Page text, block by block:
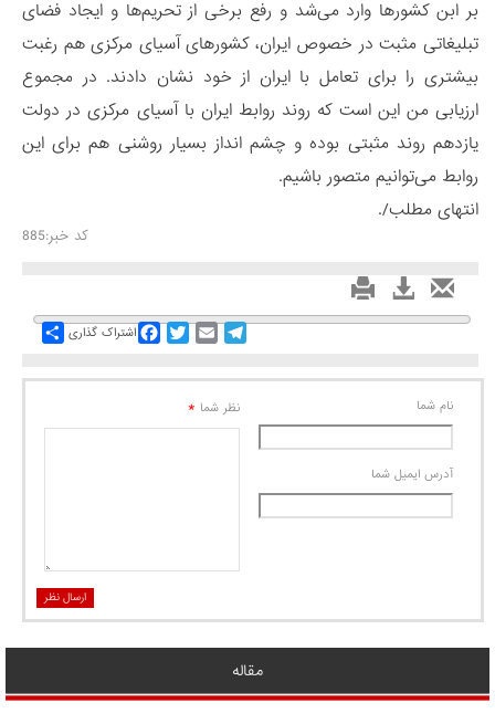
بر ابن کشورها وارد می‌شد و رفع برخی از تحریم‌ها و ایجاد فضای
تبلیغاتی مثبت در خصوص ایران، کشورهای آسیای مرکزی هم رغبت
بیشتری را برای تعامل با ایران از خود نشان دادند. در مجموع
ارزیابی من این است که روند روابط ایران با آسیای مرکزی در دولت
یازدهم روند مثبتی بوده و چشم انداز بسیار روشنی هم برای این
روابط می‌توانیم متصور باشیم.
انتهای مطلب/.
کد خبر:885
Share اشتراک گذاری
FacebookTwitterEmail
Telegram
نام شما
آدرس ايميل شما
نظر شما *
ارسال نظر
مقاله